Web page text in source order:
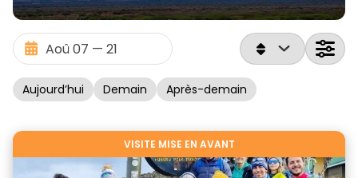
Aujourd’hui Demain Après-demain
VISITE MISE EN AVANT